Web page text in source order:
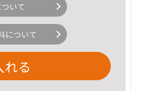
いて
について
れる